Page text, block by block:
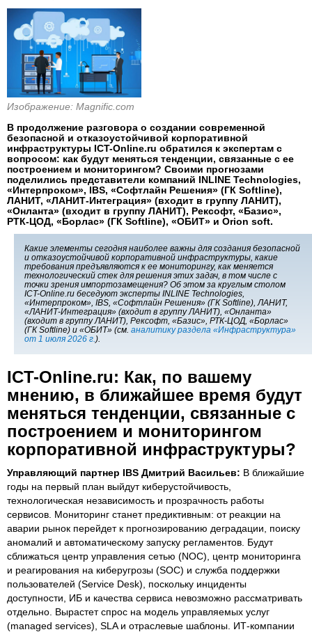
Изображение: Magnific.com
В продолжение разговора о создании современной
безопасной и отказоустойчивой корпоративной
инфраструктуры ICT-Online.ru обратился к экспертам с
вопросом: как будут меняться тенденции, связанные с ее
построением и мониторингом? Своими прогнозами
поделились представители компаний INLINE Technologies,
«Интерпроком», IBS, «Софтлайн Решения» (ГК Softline),
ЛАНИТ, «ЛАНИТ-Интеграция» (входит в группу ЛАНИТ),
«Онланта» (входит в группу ЛАНИТ), Рексофт, «Базис»,
РТК-ЦОД, «Борлас» (ГК Softline), «ОБИТ» и Orion soft.
Какие элементы сегодня наиболее важны для создания безопасной
и отказоустойчивой корпоративной инфраструктуры, какие
требования предъявляются к ее мониторингу, как меняется
технологический стек для решения этих задач, в том числе с
точки зрения импортозамещения? Об этом за круглым столом
ICT-Online.ru беседуют эксперты INLINE Technologies,
«Интерпроком», IBS, «Софтлайн Решения» (ГК Softline), ЛАНИТ,
«ЛАНИТ-Интеграция» (входит в группу ЛАНИТ), «Онланта»
(входит в группу ЛАНИТ), Рексофт, «Базис», РТК-ЦОД, «Борлас»
(ГК Softline) и «ОБИТ» (см. аналитику раздела «Инфраструктура»
от 1 июля 2026 г.).
ICT-Online.ru: Как, по вашему
мнению, в ближайшее время будут
меняться тенденции, связанные с
построением и мониторингом
корпоративной инфраструктуры?
Управляющий партнер IBS Дмитрий Васильев: В ближайшие
годы на первый план выйдут киберустойчивость,
технологическая независимость и прозрачность работы
сервисов. Мониторинг станет предиктивным: от реакции на
аварии рынок перейдет к прогнозированию деградации, поиску
аномалий и автоматическому запуску регламентов. Будут
сближаться центр управления сетью (NOC), центр мониторинга
и реагирования на киберугрозы (SOC) и служба поддержки
пользователей (Service Desk), поскольку инциденты
доступности, ИБ и качества сервиса невозможно рассматривать
отдельно. Вырастет спрос на модель управляемых услуг
(managed services), SLA и отраслевые шаблоны. ИТ-компании